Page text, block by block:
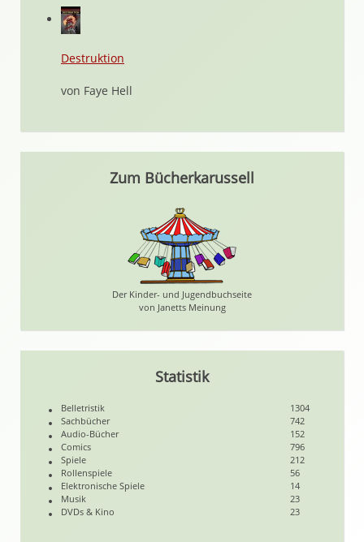
Destruktion
von Faye Hell
Zum Bücherkarussell
Der Kinder- und Jugendbuchseite
von Janetts Meinung
Statistik
Belletristik
1304
Sachbücher
742
Audio-Bücher
152
Comics
796
Spiele
212
Rollenspiele
56
Elektronische Spiele
14
Musik
23
DVDs & Kino
23